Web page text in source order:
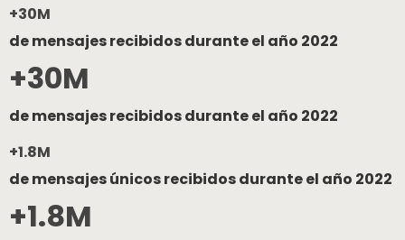
+30M
de mensajes recibidos durante el año 2022
+30M
de mensajes recibidos durante el año 2022
+1.8M
de mensajes únicos recibidos durante el año 2022
+1.8M